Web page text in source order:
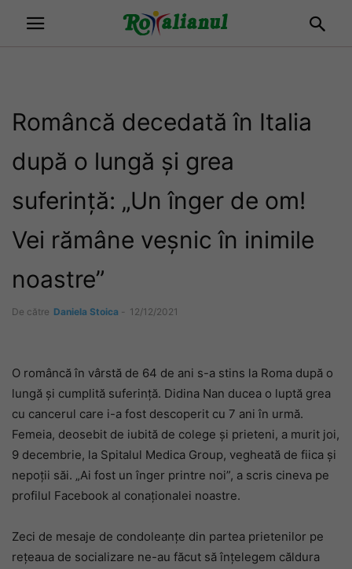
Româncă decedată în Italia
după o lungă și grea
suferință: „Un înger de om!
Vei rămâne veșnic în inimile
noastre”
De către Daniela Stoica - 12/12/2021
O româncă în vârstă de 64 de ani s-a stins la Roma după o
lungă și cumplită suferință. Didina Nan ducea o luptă grea
cu cancerul care i-a fost descoperit cu 7 ani în urmă.
Femeia, deosebit de iubită de colege și prieteni, a murit joi,
9 decembrie, la Spitalul Medica Group, vegheată de fiica și
nepoții săi. „Ai fost un înger printre noi”, a scris cineva pe
profilul Facebook al conaționalei noastre.
Zeci de mesaje de condoleanțe din partea prietenilor pe
rețeaua de socializare ne-au făcut să înțelegem căldura